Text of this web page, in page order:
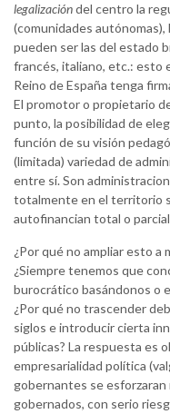
legalizacióndel centro la
(comunidades
pueden ser las del estado
francés, italiano, etc.: esto
Reino de España tenga
El promotor o propietario
punto, la posibilidad de
función de su visión
(limitada) variedad de
entre sí. Son
totalmente en el territorio
autofinancian total o
¿Por qué no ampliar esto a
¿Siempre tenemos que
burocrático basándonos o
¿Por qué no trascender
siglos e introducir cierta
públicas? La respuesta es
empresarialidad política
gobernantes se esforzaran
gobernados, con serio